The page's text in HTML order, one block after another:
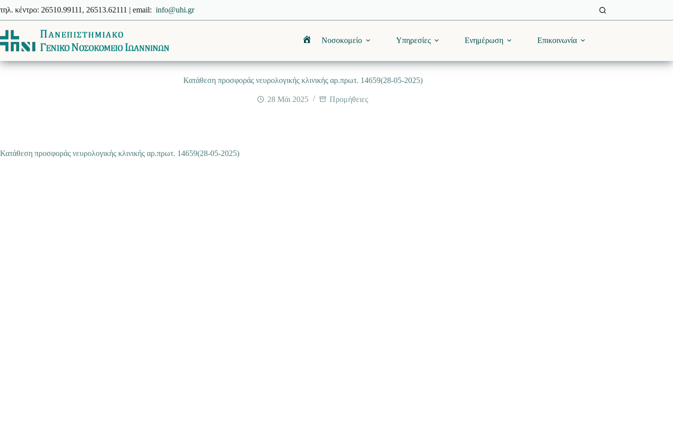
στο
περιεχόμενο
τηλ. κέντρο: 26510.99111, 26513.62111 | email: info@uhi.gr
ΑρχικήΝοσοκομείο Υπηρεσίες Ενημέρωση Επικοινωνία
Κατάθεση προσφοράς νευρολογικής κλινικής αρ.πρωτ. 14659(28-05-2025)
28 Μάι 2025 Προμήθειες
Κατάθεση προσφοράς νευρολογικής κλινικής αρ.πρωτ. 14659(28-05-2025)